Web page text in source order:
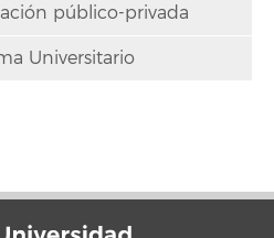
público-privada
Universitario